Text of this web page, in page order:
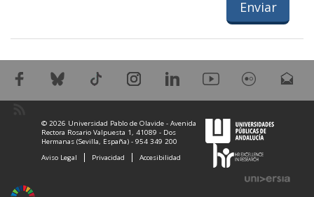
© 2026 Universidad Pablo de Olavide - Avenida
Rectora Rosario Valpuesta 1, 41089 - Dos
Hermanas (Sevilla, España) - 954 349 200
Aviso Legal
Privacidad Accesibilidad